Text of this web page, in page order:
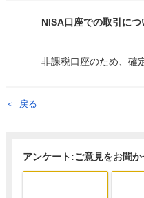
NISA口座での取引に
非課税口座のため、確
戻る
アンケート:ご意見をお聞